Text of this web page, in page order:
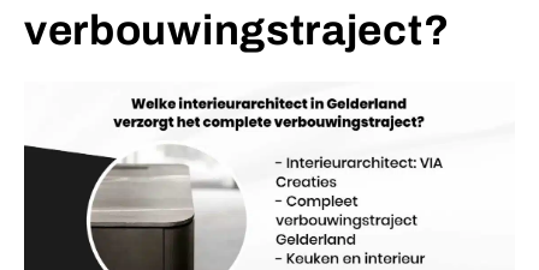
verbouwingstraject?